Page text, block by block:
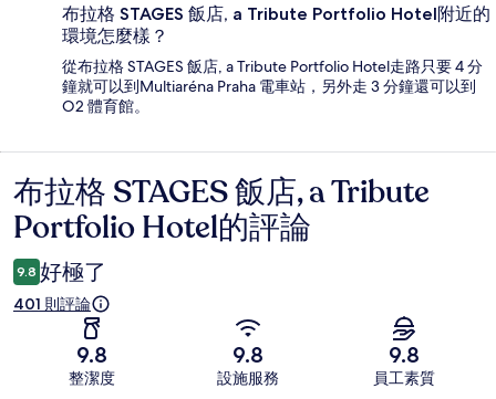
布拉格 STAGES 飯店, a Tribute Portfolio Hotel附近的
環境怎麼樣？
從布拉格 STAGES 飯店, a Tribute Portfolio Hotel走路只要 4 分
鐘就可以到Multiaréna Praha 電車站，另外走 3 分鐘還可以到
O2 體育館。
評
論
布拉格 STAGES 飯店, a Tribute
Portfolio Hotel的評論
9.8 好極了
401 則評論
9.8
整潔度
9.8
設施服務
9.8
員工素質